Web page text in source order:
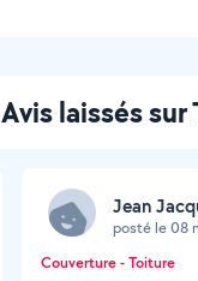
Avis laissés sur
Jean
posté le 08
Couverture - Toiture